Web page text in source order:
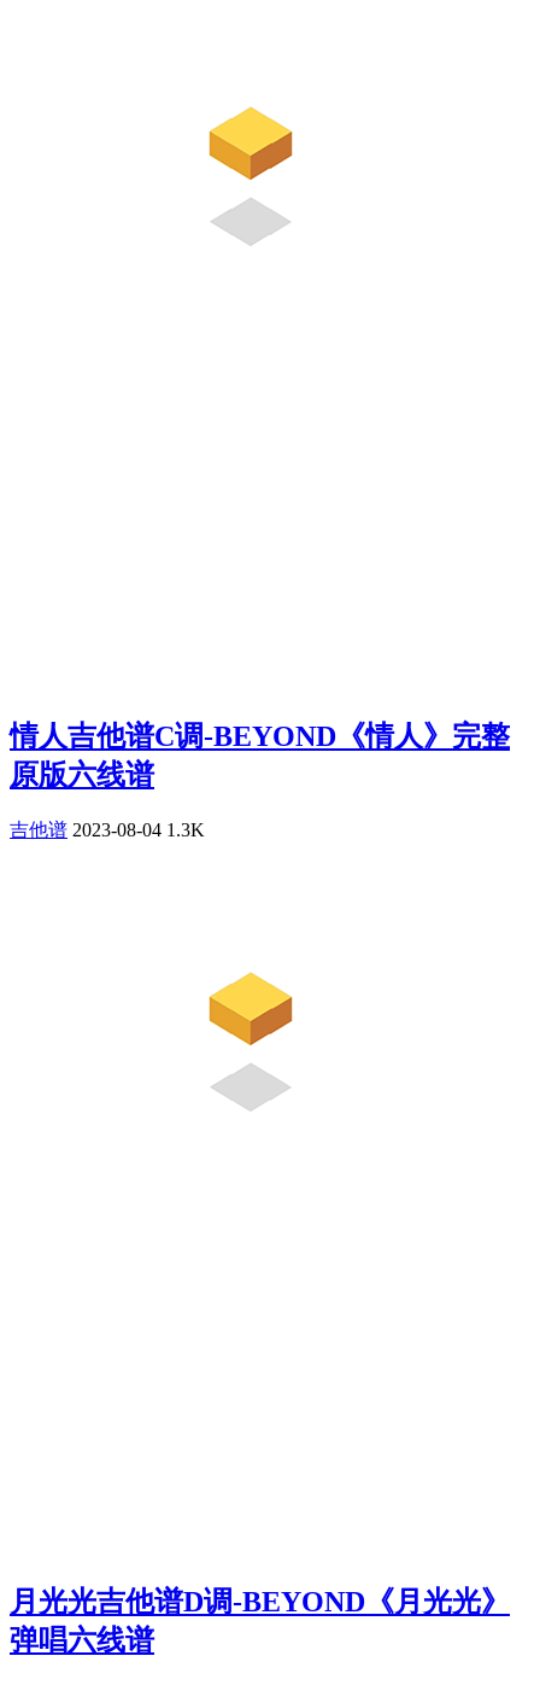
情人吉他谱C调-BEYOND《情人》完整
原版六线谱
吉他谱 2023-08-04 1.3K
月光光吉他谱D调-BEYOND《月光光》
弹唱六线谱